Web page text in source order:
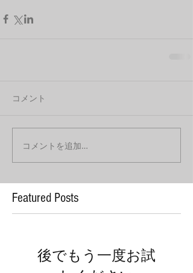
コメント
コメントを追加…
Featured Posts
後でもう一度お試